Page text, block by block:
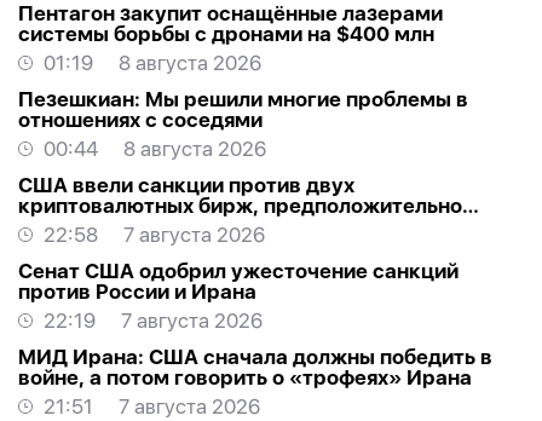
Пентагон закупит оснащённые лазерами
системы борьбы с дронами на $400 млн
01:19
8 августа 2026
Пезешкиан: Мы решили многие проблемы в
отношениях с соседями
00:44
8 августа 2026
США ввели санкции против двух
криптовалютных бирж, предположительно
оказывавших финансовую помощь Ирану
22:58
7 августа 2026
Сенат США одобрил ужесточение санкций
против России и Ирана
22:19
7 августа 2026
МИД Ирана: США сначала должны победить в
войне, а потом говорить о «трофеях» Ирана
21:51
7 августа 2026